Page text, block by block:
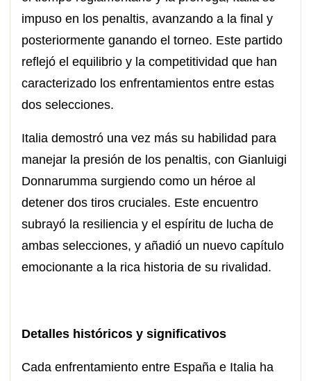
impuso en los penaltis, avanzando a la final y
posteriormente ganando el torneo. Este partido
reflejó el equilibrio y la competitividad que han
caracterizado los enfrentamientos entre estas
dos selecciones.
Italia demostró una vez más su habilidad para
manejar la presión de los penaltis, con Gianluigi
Donnarumma surgiendo como un héroe al
detener dos tiros cruciales. Este encuentro
subrayó la resiliencia y el espíritu de lucha de
ambas selecciones, y añadió un nuevo capítulo
emocionante a la rica historia de su rivalidad.
Detalles históricos y significativos
Cada enfrentamiento entre España e Italia ha